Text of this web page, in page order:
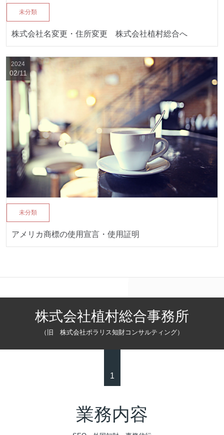
未分類
株式会社名変更・住所変更 株式会社植村総合へ
未分類
アメリカ商標の使用宣言・使用証明
2024
02/11
株式会社植村総合事務所
（旧 株式会社ポラリス知財コンサルティング）
1
業務内容